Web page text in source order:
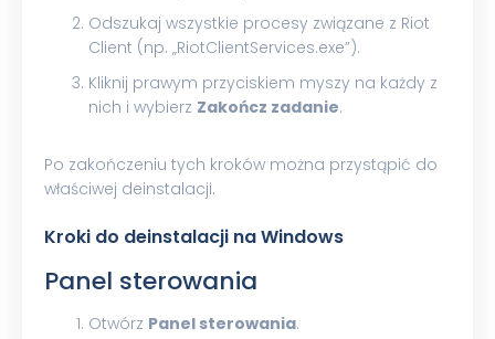
Odszukaj wszystkie procesy związane z Riot
Client (np. „RiotClientServices.exe”).
Kliknij prawym przyciskiem myszy na każdy z
nich i wybierz Zakończ zadanie.
Po zakończeniu tych kroków można przystąpić do
właściwej deinstalacji.
Kroki do deinstalacji na Windows
Panel sterowania
Otwórz Panel sterowania.